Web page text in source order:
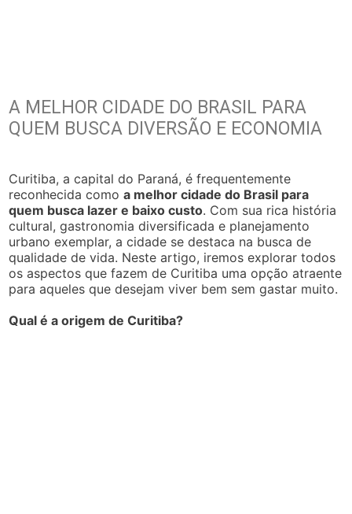
A MELHOR CIDADE DO BRASIL PARA
QUEM BUSCA DIVERSÃO E ECONOMIA
Curitiba, a capital do Paraná, é frequentemente
reconhecida comoa melhor cidade do Brasil para
quem busca lazer e baixo custo. Com sua rica história
cultural, gastronomia diversificada e planejamento
urbano exemplar, a cidade se destaca na busca de
qualidade de vida. Neste artigo, iremos explorar todos
os aspectos que fazem de Curitiba uma opção atraente
para aqueles que desejam viver bem sem gastar muito.
Qual é a origem de Curitiba?